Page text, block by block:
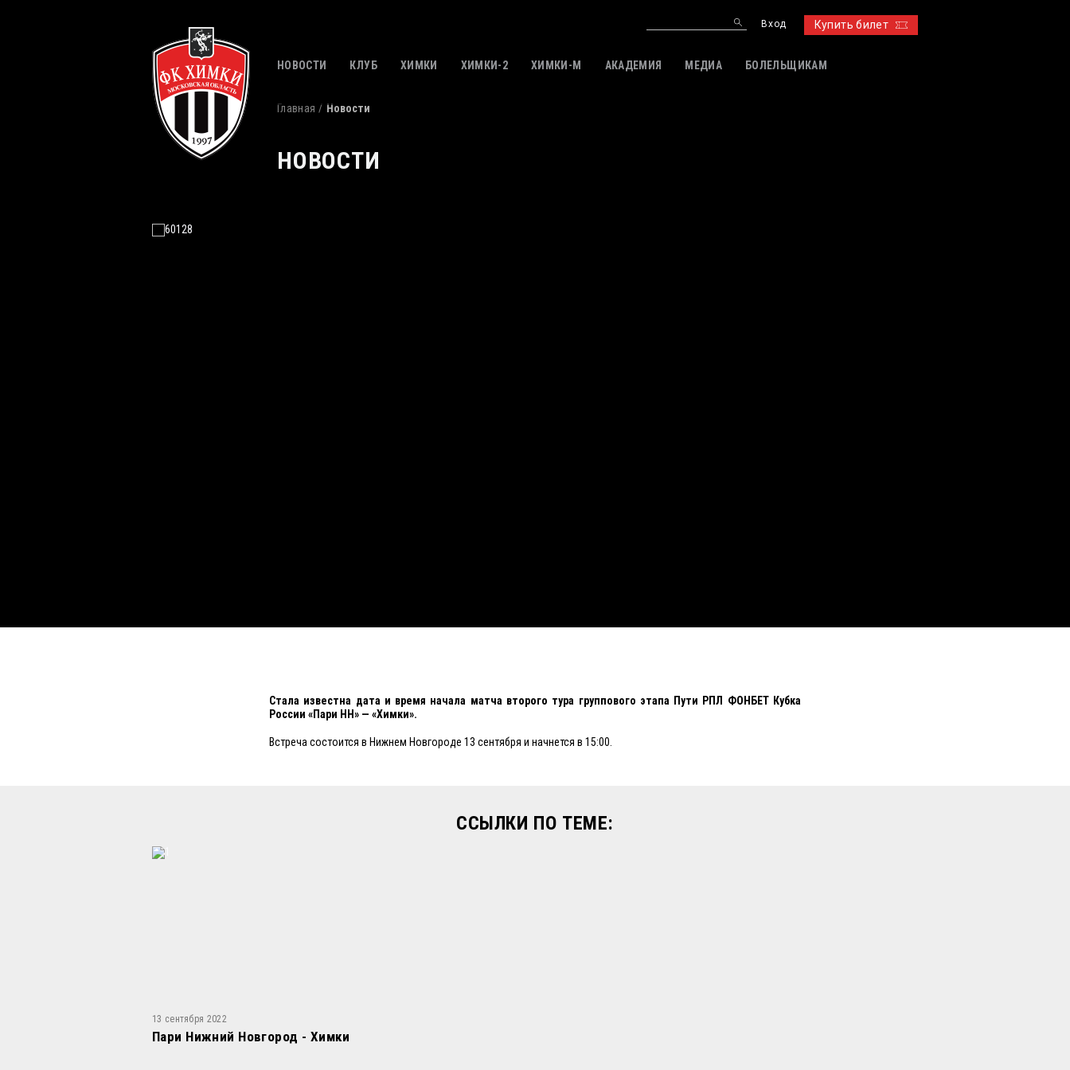
Купить билет
Вход
НОВОСТИ КЛУБ ХИМКИ ХИМКИ-2 ХИМКИ-M АКАДЕМИЯ МЕДИА БОЛЕЛЬЩИКАМ
Главная Новости
НОВОСТИ
Стала известна дата и время начала матча второго тура группового этапа Пути РПЛ ФОНБЕТ Кубка
России «Пари НН» — «Химки».
Встреча состоится в Нижнем Новгороде 13 сентября и начнется в 15:00.
ССЫЛКИ ПО ТЕМЕ:
13 сентября 2022
Пари Нижний Новгород - Химки